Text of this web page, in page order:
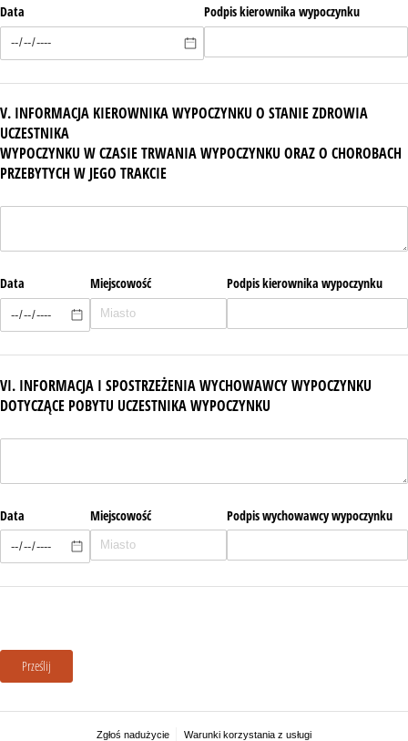
Data Podpis kierownika wypoczynku
V. INFORMACJA KIEROWNIKA WYPOCZYNKU O STANIE ZDROWIA
UCZESTNIKA
WYPOCZYNKU W CZASIE TRWANIA WYPOCZYNKU ORAZ O CHOROBACH
PRZEBYTYCH W JEGO TRAKCIE
Data Miejscowość Podpis kierownika wypoczynku
VI. INFORMACJA I SPOSTRZEŻENIA WYCHOWAWCY WYPOCZYNKU
DOTYCZĄCE POBYTU UCZESTNIKA WYPOCZYNKU
Data Miejscowość Podpis wychowawcy wypoczynku
Prześlij
Zgłoś nadużycie Warunki korzystania z usługi